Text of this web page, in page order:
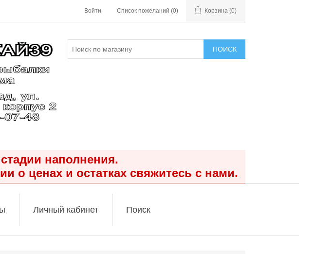
Войти Список пожеланий (0) Корзина (0)
ПОИСК
наполнения.
о ценах и остатках свяжитесь с нами.
Личный кабинет Поиск